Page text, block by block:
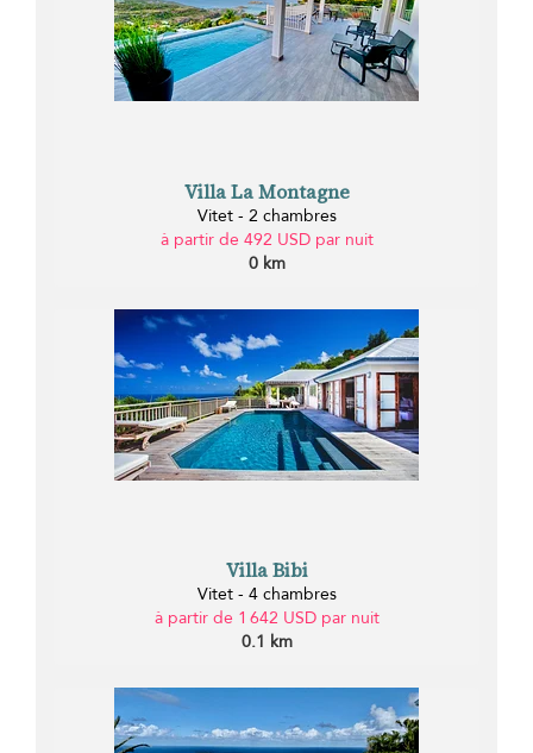
Villa La Montagne
Vitet - 2 chambres
à partir de 492 USD par nuit
0 km
Villa Bibi
Vitet - 4 chambres
à partir de 1 642 USD par nuit
0.1 km